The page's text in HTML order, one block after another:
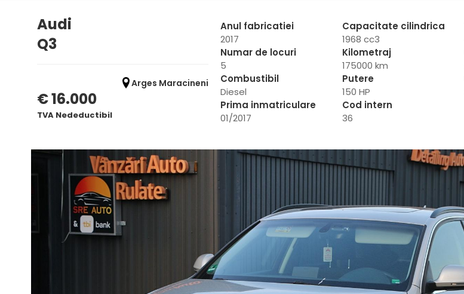
Audi
Q3
Arges Maracineni
€ 16.000
TVA Nedeductibil
Anul fabricatiei
2017
Capacitate cilindrica
1968 cc3
Numar de locuri
5
Kilometraj
175000 km
Combustibil
Diesel
Putere
150 HP
Prima inmatriculare
01/2017
Cod intern
36